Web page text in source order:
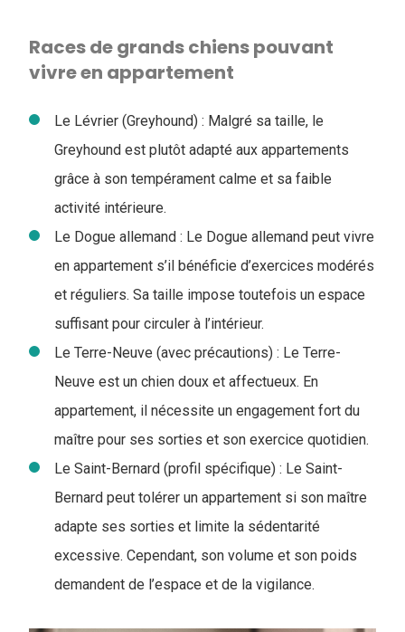
Races de grands chiens pouvant
vivre en appartement
Le Lévrier (Greyhound) : Malgré sa taille, le
Greyhound est plutôt adapté aux appartements
grâce à son tempérament calme et sa faible
activité intérieure.
Le Dogue allemand : Le Dogue allemand peut vivre
en appartement s’il bénéficie d’exercices modérés
et réguliers. Sa taille impose toutefois un espace
suffisant pour circuler à l’intérieur.
Le Terre-Neuve (avec précautions) : Le Terre-
Neuve est un chien doux et affectueux. En
appartement, il nécessite un engagement fort du
maître pour ses sorties et son exercice quotidien.
Le Saint-Bernard (profil spécifique) : Le Saint-
Bernard peut tolérer un appartement si son maître
adapte ses sorties et limite la sédentarité
excessive. Cependant, son volume et son poids
demandent de l’espace et de la vigilance.